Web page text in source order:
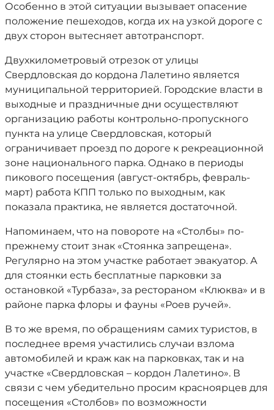
Особенно в этой ситуации вызывает опасение
положение пешеходов, когда их на узкой дороге с
двух сторон вытесняет автотранспорт.
Двухкилометровый отрезок от улицы
Свердловская до кордона Лалетино является
муниципальной территорией. Городские власти в
выходные и праздничные дни осуществляют
организацию работы контрольно-пропускного
пункта на улице Свердловская, который
ограничивает проезд по дороге к рекреационной
зоне национального парка. Однако в периоды
пикового посещения (август-октябрь, февраль-
март) работа КПП только по выходным, как
показала практика, не является достаточной.
Напоминаем, что на повороте на «Столбы» по-
прежнему стоит знак «Стоянка запрещена».
Регулярно на этом участке работает эвакуатор. А
для стоянки есть бесплатные парковки за
остановкой «Турбаза», за рестораном «Клюква» и в
районе парка флоры и фауны «Роев ручей».
В то же время, по обращениям самих туристов, в
последнее время участились случаи взлома
автомобилей и краж как на парковках, так и на
участке «Свердловская – кордон Лалетино». В
связи с чем убедительно просим красноярцев для
посещения «Столбов» по возможности